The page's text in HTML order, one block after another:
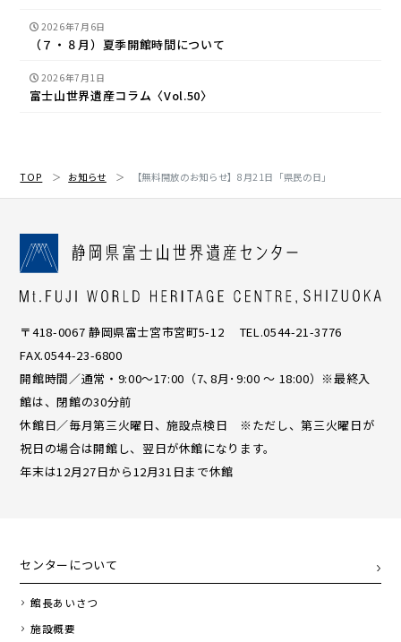
2026年7月6日
（７・８月）夏季開館時間について
2026年7月1日
富士山世界遺産コラム〈Vol.50〉
TOP お知らせ 【無料開放のお知らせ】8月21日「県民の日」
〒418-0067 静岡県富士宮市宮町5-12 TEL.0544-21-3776
FAX.0544-23-6800
開館時間／通常・9:00〜17:00（7､8月･9:00 ～ 18:00）※最終入
館は、閉館の30分前
休館日／毎月第三火曜日、施設点検日 ※ただし、第三火曜日が
祝日の場合は開館し、翌日が休館になります。
年末は12月27日から12月31日まで休館
センターについて
館長あいさつ
施設概要